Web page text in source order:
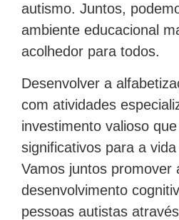
autismo. Juntos,
ambiente educacional
acolhedor para todos.
Desenvolver a
com atividades
investimento valioso
significativos para a
Vamos juntos promover
desenvolvimento
pessoas autistas